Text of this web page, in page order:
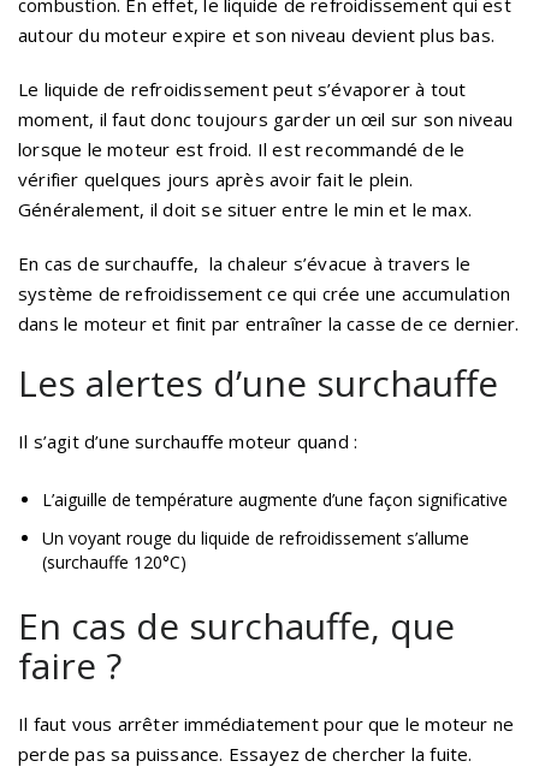
autour du moteur expire et son niveau devient plus bas.
Le liquide de refroidissement peut s’évaporer à tout
moment, il faut donc toujours garder un œil sur son niveau
lorsque le moteur est froid. Il est recommandé de le
vérifier quelques jours après avoir fait le plein.
Généralement, il doit se situer entre le min et le max.
En cas de surchauffe, la chaleur s’évacue à travers le
système de refroidissement ce qui crée une accumulation
dans le moteur et finit par entraîner la casse de ce dernier.
Les alertes d’une surchauffe
Il s’agit d’une surchauffe moteur quand :
L’aiguille de température augmente d’une façon significative
Un voyant rouge du liquide de refroidissement s’allume
(surchauffe 120°C)
En cas de surchauffe, que
faire ?
Il faut vous arrêter immédiatement pour que le moteur ne
perde pas sa puissance. Essayez de chercher la fuite.